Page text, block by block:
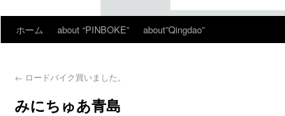
ホーム about “PINBOKE” about”Qingdao”
← ロードバイク買いました。
みにちゅあ青島